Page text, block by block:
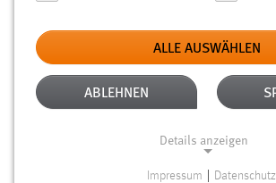
Aktive Filter: ALTER: 6 MONATE BIS 1
Gesucht nach "weis". Es wurden 16
ALLE AUSWÄHLEN
ABLEHNEN
Details anzeigen
Impressum Datenschutz